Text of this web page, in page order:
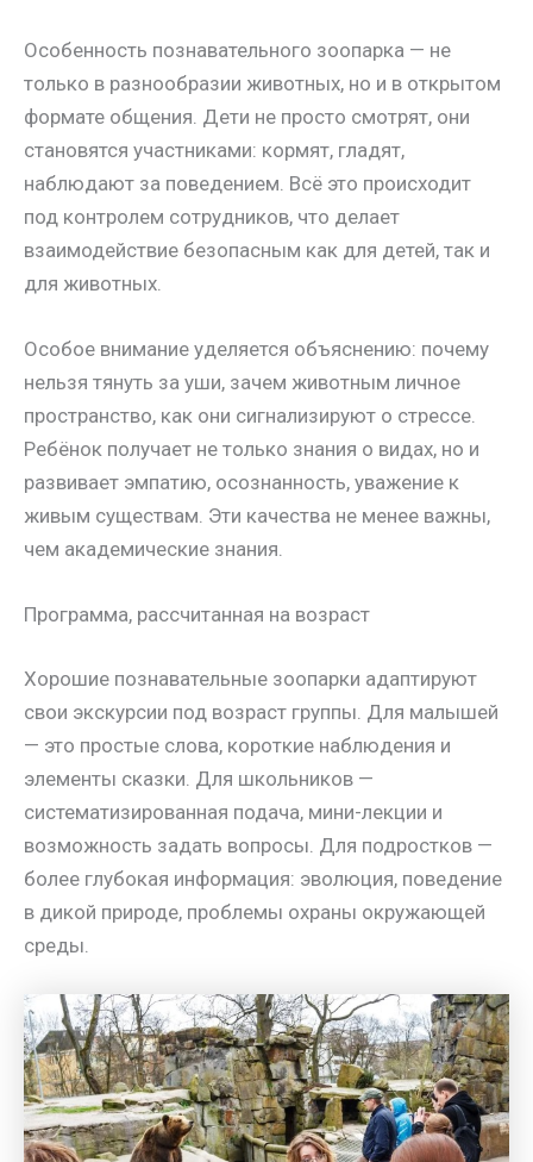
Особенность познавательного зоопарка — не
только в разнообразии животных, но и в открытом
формате общения. Дети не просто смотрят, они
становятся участниками: кормят, гладят,
наблюдают за поведением. Всё это происходит
под контролем сотрудников, что делает
взаимодействие безопасным как для детей, так и
для животных.
Особое внимание уделяется объяснению: почему
нельзя тянуть за уши, зачем животным личное
пространство, как они сигнализируют о стрессе.
Ребёнок получает не только знания о видах, но и
развивает эмпатию, осознанность, уважение к
живым существам. Эти качества не менее важны,
чем академические знания.
Программа, рассчитанная на возраст
Хорошие познавательные зоопарки адаптируют
свои экскурсии под возраст группы. Для малышей
— это простые слова, короткие наблюдения и
элементы сказки. Для школьников —
систематизированная подача, мини-лекции и
возможность задать вопросы. Для подростков —
более глубокая информация: эволюция, поведение
в дикой природе, проблемы охраны окружающей
среды.